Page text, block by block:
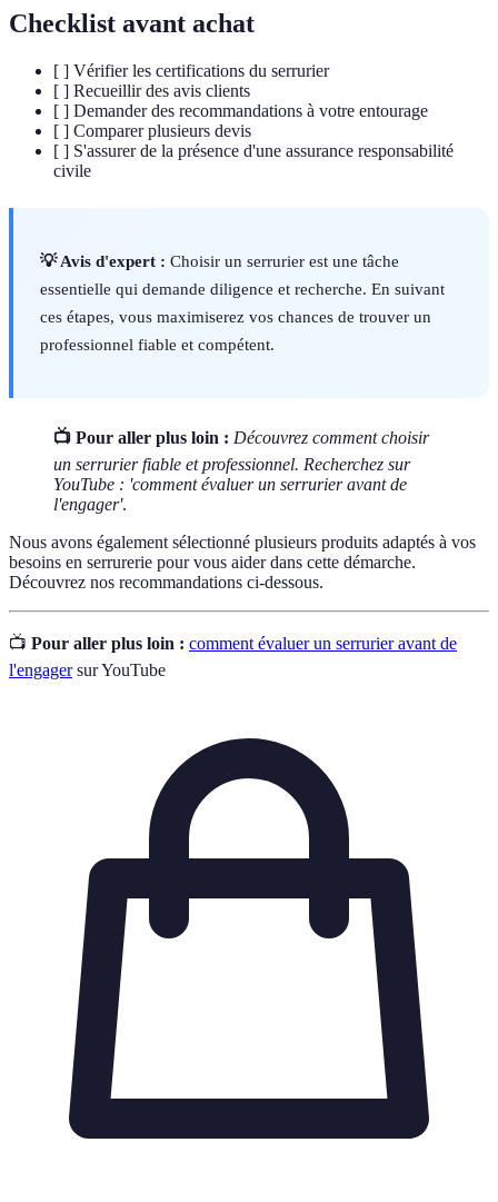
Checklist avant achat
[ ] Vérifier les certifications du serrurier
[ ] Recueillir des avis clients
[ ] Demander des recommandations à votre entourage
[ ] Comparer plusieurs devis
[ ] S'assurer de la présence d'une assurance responsabilité
civile
💡 Avis d'expert : Choisir un serrurier est une tâche
essentielle qui demande diligence et recherche. En suivant
ces étapes, vous maximiserez vos chances de trouver un
professionnel fiable et compétent.
📺 Pour aller plus loin : Découvrez comment choisir
un serrurier fiable et professionnel. Recherchez sur
YouTube : 'comment évaluer un serrurier avant de
l'engager'.
Nous avons également sélectionné plusieurs produits adaptés à vos
besoins en serrurerie pour vous aider dans cette démarche.
Découvrez nos recommandations ci-dessous.
📺 Pour aller plus loin : comment évaluer un serrurier avant de
l'engagersur YouTube